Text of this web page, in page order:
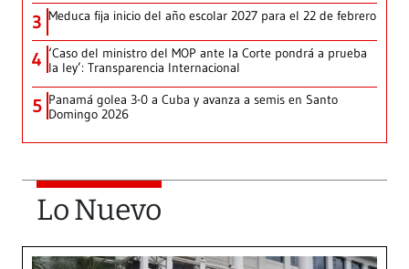
3 Meduca fija inicio del año escolar 2027 para el 22 de febrero
4 ‘Caso del ministro del MOP ante la Corte pondrá a prueba
la ley’: Transparencia Internacional
5 Panamá golea 3-0 a Cuba y avanza a semis en Santo
Domingo 2026
Lo Nuevo